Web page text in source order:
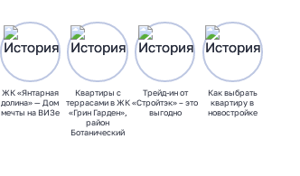
ЖК «Янтарная
долина» — Дом
мечты на ВИЗе
Квартиры с
террасами в ЖК
«Грин Гарден»,
район
Ботанический
Трейд-ин от
«Стройтэк» – это
выгодно
Как выбрать
квартиру в
новостройке